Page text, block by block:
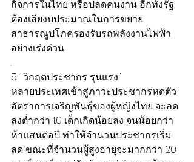
กิจการในไทย หรือปลดคนงาน อีกทั้งรัฐ
ต้องเสียงบประมาณในการขยาย
สาธารณูปโภครองรับรถพลังงานไฟฟ้า
อย่างเร่งด่วน
.
5. "วิกฤตประชากร รุนแรง"
หลายประเทศเข้าสู่ภาวะประชากรหดตัว
อัตราการเจริญพันธุ์ของผู้หญิงไทย จะลด
ลงต่ำกว่า 1.0 เด็กเกิดน้อยลง จนน้อยกว่า
ห้าแสนต่อปี ทำให้จำนวนประชากรเริ่ม
ลด ขณะที่จำนวนผู้สูงอายุจะมากกว่า 20